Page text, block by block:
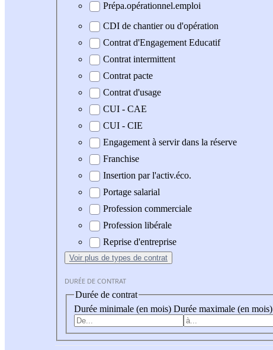
Prépa.opérationnel.emploi
CDI de chantier ou d'opération
Contrat d'Engagement Educatif
Contrat intermittent
Contrat pacte
Contrat d'usage
CUI - CAE
CUI - CIE
Engagement à servir dans la réserve
Franchise
Insertion par l'activ.éco.
Portage salarial
Profession commerciale
Profession libérale
Reprise d'entreprise
Voir plus de types de contrat
DURÉE DE CONTRAT
Durée de contrat
Durée minimale (en mois) Durée maximale (en mois)